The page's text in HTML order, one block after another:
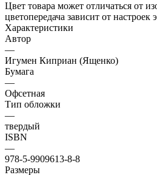
Цвет товара может отличаться от
цветопередача зависит от настроек
Характеристики
Автор
—
Игумен Киприан (Ященко)
Бумага
—
Офсетная
Тип обложки
—
твердый
ISBN
—
978-5-9909613-8-8
Размеры